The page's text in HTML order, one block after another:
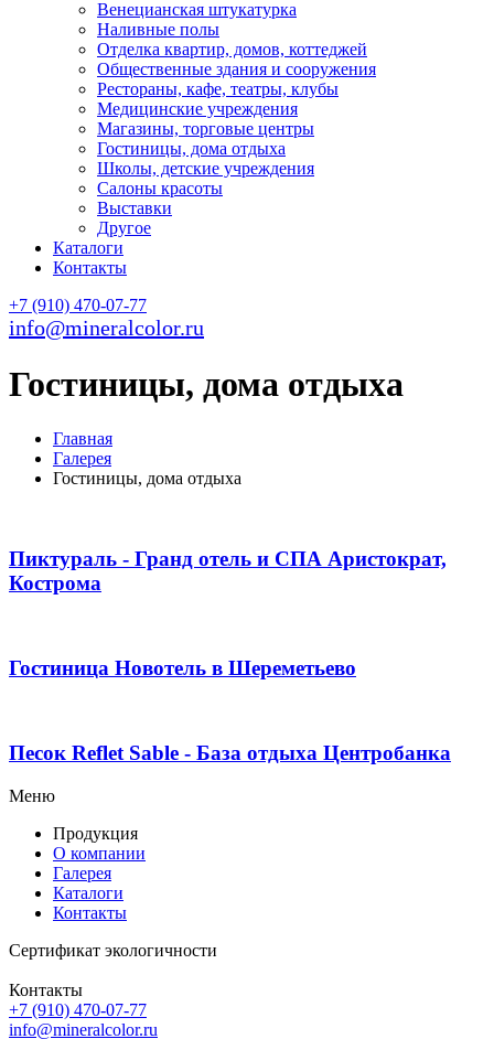
Венецианская штукатурка
Наливные полы
Отделка квартир, домов, коттеджей
Общественные здания и сооружения
Рестораны, кафе, театры, клубы
Медицинские учреждения
Магазины, торговые центры
Гостиницы, дома отдыха
Школы, детские учреждения
Салоны красоты
Выставки
Другое
Каталоги
Контакты
+7 (910) 470-07-77
info@mineralcolor.ru
Гостиницы, дома отдыха
Главная
Галерея
Гостиницы, дома отдыха
Пиктураль - Гранд отель и СПА Аристократ,
Кострома
Гостиница Новотель в Шереметьево
Песок Reflet Sable - База отдыха Центробанка
Меню
Продукция
О компании
Галерея
Каталоги
Контакты
Сертификат экологичности
Контакты
+7 (910) 470-07-77
info@mineralcolor.ru